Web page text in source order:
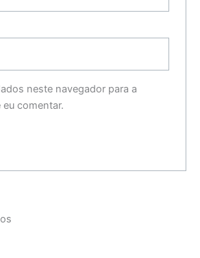
neste navegador para a
comentar.